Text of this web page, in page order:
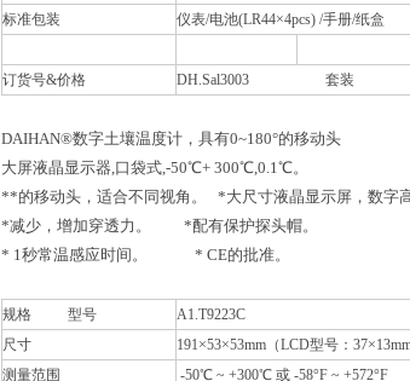
标准包装
仪表/电池(LR44×4pcs) /手册/纸盒
订货号&价格 DH.Sal3003 套装
DAIHAN®数字土壤温度计，具有0~180°的移动头
大屏液晶显示器,口袋式,-50℃+ 300℃,0.1℃。
**的移动头，适合不同视角。 *大尺寸液晶显示屏，数字高
*减少，增加穿透力。 *配有保护探头帽。
* 1秒常温感应时间。 * CE的批准。
规格 型号
A1.T9223C
尺寸
191×53×53mm（LCD型号：37×13mm
测量范围
-50℃ ~ +300℃ 或 -58°F ~ +572°F